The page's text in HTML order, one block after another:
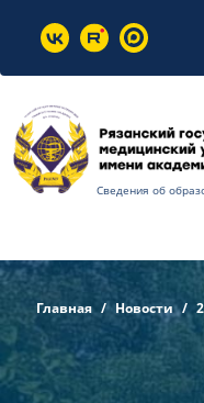
Сведения об
Главная Новости